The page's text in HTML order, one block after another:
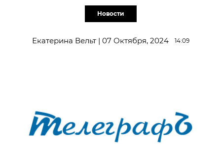
Новости
Екатерина Вельт | 07 Октября, 2024 14:09